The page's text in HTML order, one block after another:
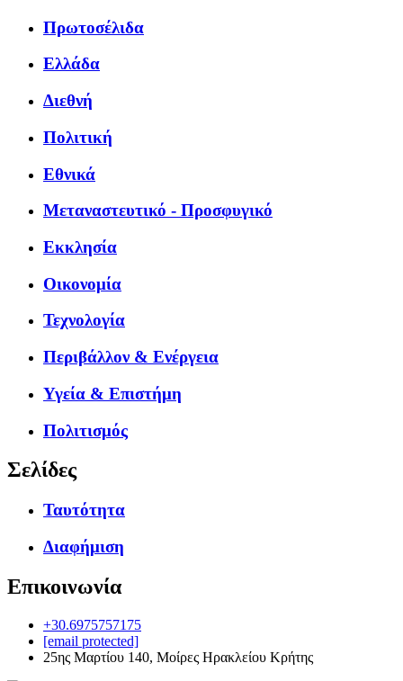
Πρωτοσέλιδα
Ελλάδα
Διεθνή
Πολιτική
Εθνικά
Μεταναστευτικό - Προσφυγικό
Εκκλησία
Οικονομία
Τεχνολογία
Περιβάλλον & Ενέργεια
Υγεία & Επιστήμη
Πολιτισμός
Σελίδες
Ταυτότητα
Διαφήμιση
Επικοινωνία
+30.6975757175
[email protected]
25ης Μαρτίου 140, Μοίρες Ηρακλείου Κρήτης